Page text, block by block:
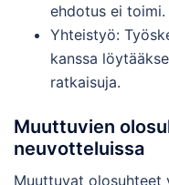
ehdotus ei toimi.
Yhteistyö:
kanssa
ratkaisuja.
Muuttuvien
neuvotteluissa
Muuttuvat